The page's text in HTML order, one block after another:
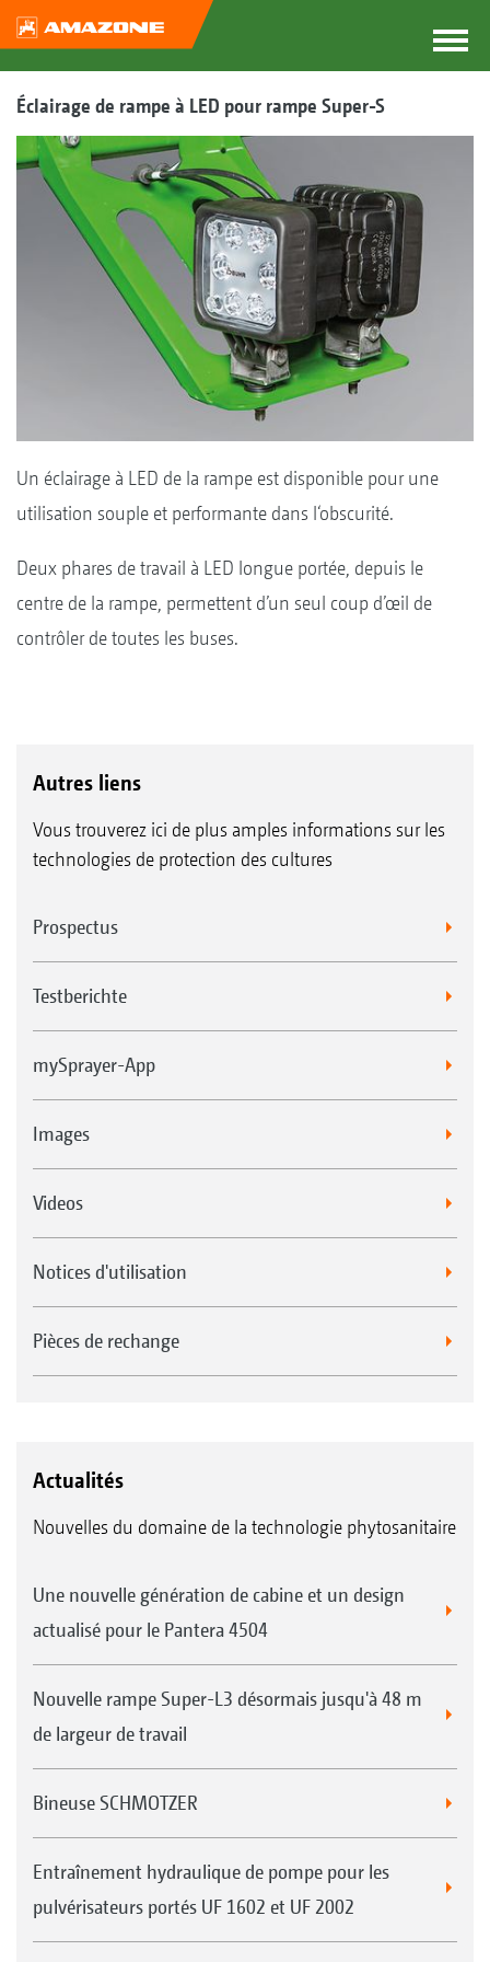
Éclairage de rampe à LED pour rampe Super-S
Un éclairage à LED de la rampe est disponible pour une
utilisation souple et performante dans l‘obscurité.
Deux phares de travail à LED longue portée, depuis le
centre de la rampe, permettent d’un seul coup d’œil de
contrôler de toutes les buses.
Autres liens
Vous trouverez ici de plus amples informations sur les
technologies de protection des cultures
Prospectus
Testberichte
mySprayer-App
Images
Videos
Notices d'utilisation
Pièces de rechange
Actualités
Nouvelles du domaine de la technologie phytosanitaire
Une nouvelle génération de cabine et un design
actualisé pour le Pantera 4504
Nouvelle rampe Super-L3 désormais jusqu'à 48 m
de largeur de travail
Bineuse SCHMOTZER
Entraînement hydraulique de pompe pour les
pulvérisateurs portés UF 1602 et UF 2002